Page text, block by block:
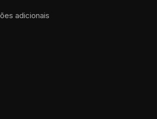
adicionais